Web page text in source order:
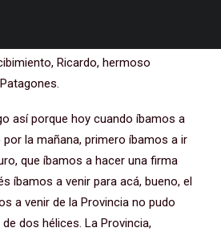
Ricardo, hermoso
así porque hoy cuando íbamos a
la mañana, primero íbamos a ir
que íbamos a hacer una firma
íbamos a venir para acá, bueno, el
a venir de la Provincia no pudo
dos hélices. La Provincia,